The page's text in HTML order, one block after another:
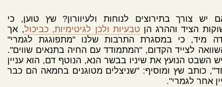
יש צורך בתירוצים לנוחות ולעיוורון? שץ טוען, כי
הציד וההרג הן טבעיות ולכן לגיטימיות, כביכול, אך
מיד, כי במסגרת התרבות שלנו "מתפוגגת לגמרי"
לצייד הקדום, "המתמודד עם החיה בתנאים שווים".
השבט הנועץ את שיניו בבשר הנא, הנוטף דם, הוא עניין
כותב שץ ומוסיף: "שניצלים מטוגנים בחמאה הם כבר
אחר לגמרי".